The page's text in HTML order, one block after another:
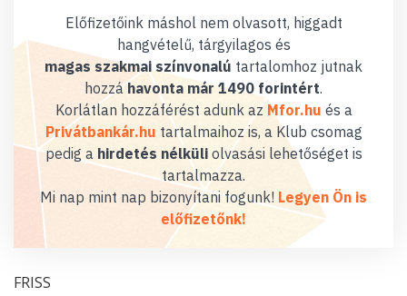
Előfizetőink máshol nem olvasott, higgadt
hangvételű, tárgyilagos és
magas szakmai színvonalú tartalomhoz jutnak
hozzáhavonta már 1490 forintért.
Korlátlan hozzáférést adunk az Mfor.hu és a
Privátbankár.hu tartalmaihoz is, a Klub csomag
pedig a hirdetés nélküliolvasási lehetőséget is
tartalmazza.
Mi nap mint nap bizonyítani fogunk! Legyen Ön is
előfizetőnk!
FRISS